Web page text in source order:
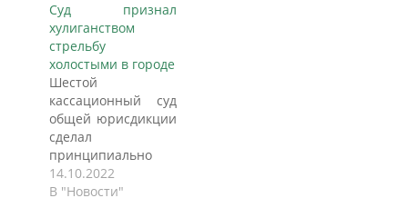
Суд признал
хулиганством
стрельбу
холостыми в городе
Шестой
кассационный суд
общей юрисдикции
сделал
принципиально
важное
разъяснение:
14.10.2022
В "Новости"